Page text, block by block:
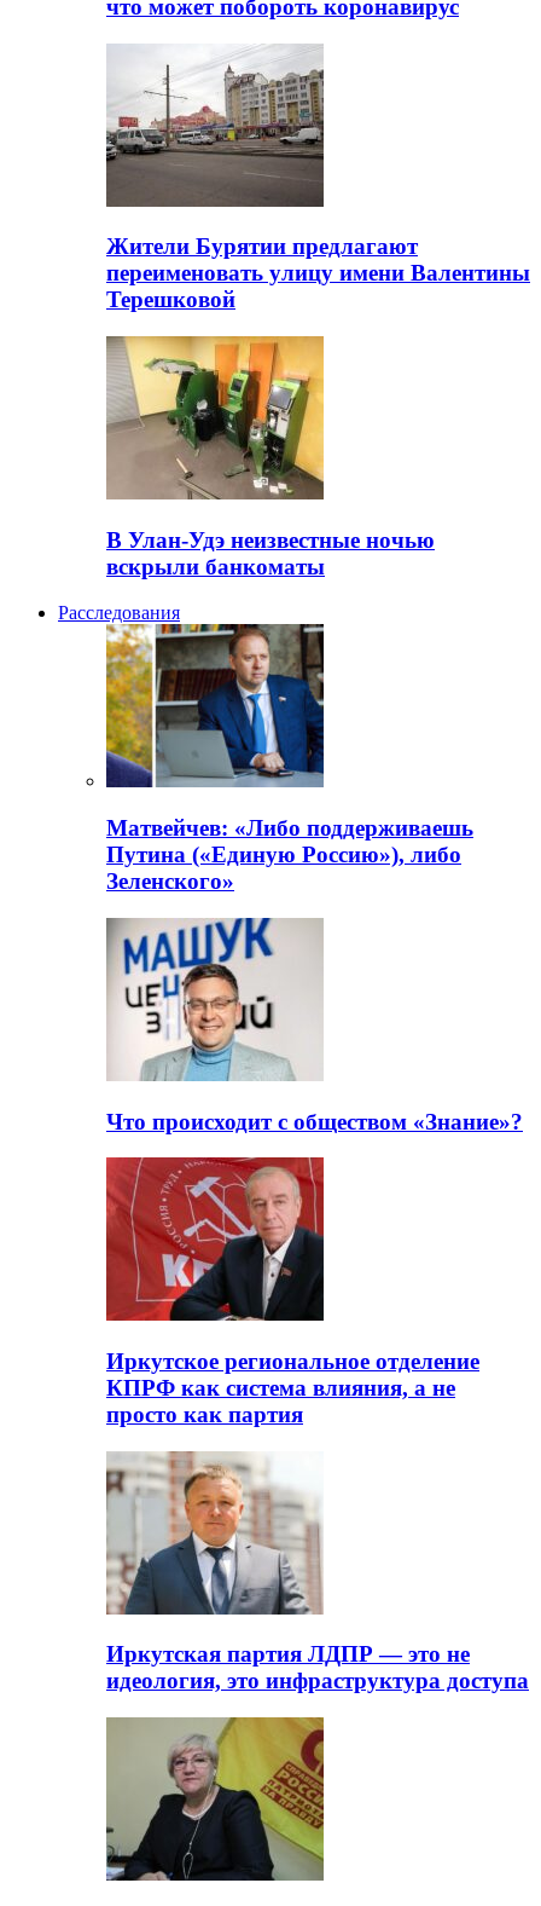
что может побороть коронавирус
Жители Бурятии предлагают
переименовать улицу имени Валентины
Терешковой
В Улан-Удэ неизвестные ночью
вскрыли банкоматы
Расследования
Матвейчев: «Либо поддерживаешь
Путина («Единую Россию»), либо
Зеленского»
Что происходит с обществом «Знание»?
Иркутское региональное отделение
КПРФ как система влияния, а не
просто как партия
Иркутская партия ЛДПР — это не
идеология, это инфраструктура доступа